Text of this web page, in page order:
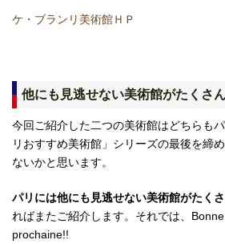
ケ・ブランリ美術館ＨＰ
他にも見逃せない美術館がたくさ
今回ご紹介した二つの美術館はどちらも
リおすすめ美術館」シリーズの最後を締
ないかと思います。
パリには他にも見逃せない美術館がたく
ればまたご紹介します。それでは、
prochaine!!